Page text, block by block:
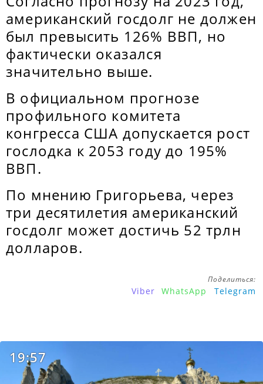
американский госдолг не должен
был превысить 126% ВВП, но
фактически оказался
значительно выше.
В официальном прогнозе
профильного комитета
конгресса США допускается рост
гослодка к 2053 году до 195%
ВВП.
По мнению Григорьева, через
три десятилетия американский
госдолг может достичь 52 трлн
долларов.
Поделиться:
Viber WhatsApp Telegram
19:57